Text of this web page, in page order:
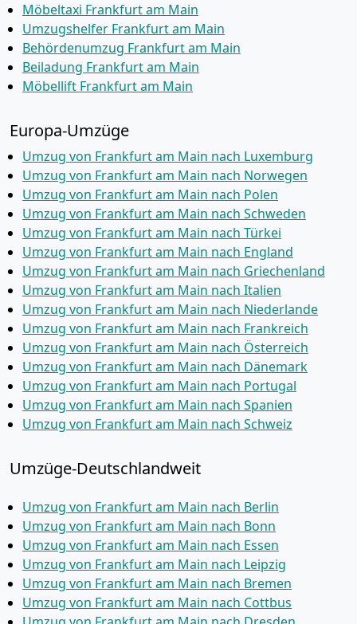
Möbeltaxi Frankfurt am Main
Umzugshelfer Frankfurt am Main
Behördenumzug Frankfurt am Main
Beiladung Frankfurt am Main
Möbellift Frankfurt am Main
Europa-Umzüge
Umzug von Frankfurt am Main nach Luxemburg
Umzug von Frankfurt am Main nach Norwegen
Umzug von Frankfurt am Main nach Polen
Umzug von Frankfurt am Main nach Schweden
Umzug von Frankfurt am Main nach Türkei
Umzug von Frankfurt am Main nach England
Umzug von Frankfurt am Main nach Griechenland
Umzug von Frankfurt am Main nach Italien
Umzug von Frankfurt am Main nach Niederlande
Umzug von Frankfurt am Main nach Frankreich
Umzug von Frankfurt am Main nach Österreich
Umzug von Frankfurt am Main nach Dänemark
Umzug von Frankfurt am Main nach Portugal
Umzug von Frankfurt am Main nach Spanien
Umzug von Frankfurt am Main nach Schweiz
Umzüge-Deutschlandweit
Umzug von Frankfurt am Main nach Berlin
Umzug von Frankfurt am Main nach Bonn
Umzug von Frankfurt am Main nach Essen
Umzug von Frankfurt am Main nach Leipzig
Umzug von Frankfurt am Main nach Bremen
Umzug von Frankfurt am Main nach Cottbus